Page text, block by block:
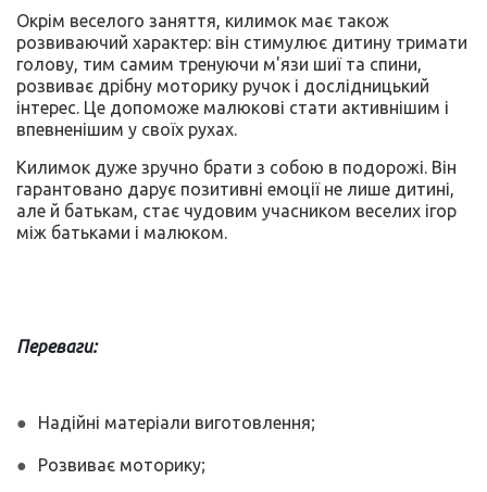
Окрім веселого заняття, килимок має також
розвиваючий характер: він стимулює дитину тримати
голову, тим самим тренуючи м'язи шиї та спини,
розвиває дрібну моторику ручок і дослідницький
інтерес. Це допоможе малюкові стати активнішим і
впевненішим у своїх рухах.
Килимок дуже зручно брати з собою в подорожі. Він
гарантовано дарує позитивні емоції не лише дитині,
але й батькам, стає чудовим учасником веселих ігор
між батьками і малюком.
Переваги:
Надійні матеріали виготовлення;
Розвиває моторику;